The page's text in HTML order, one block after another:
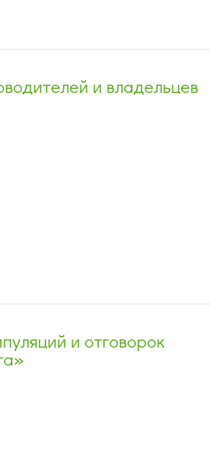
и владельцев
и отговорок